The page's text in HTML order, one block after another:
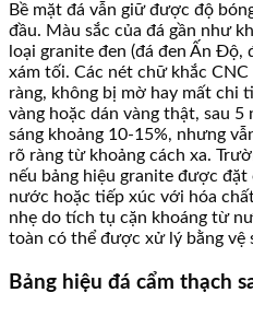
Bề mặt đá vẫn giữ được độ
đầu. Màu sắc của đá gần như
loại granite đen (đá đen Ấn Độ,
xám tối. Các nét chữ khắc
ràng, không bị mờ hay mất chi
vàng hoặc dán vàng thật, sau
sáng khoảng 10-15%, nhưng
rõ ràng từ khoảng cách xa.
nếu bảng hiệu granite được
nước hoặc tiếp xúc với hóa
nhẹ do tích tụ cặn khoáng từ
toàn có thể được xử lý bằng vệ
Bảng hiệu đá cẩm thạch